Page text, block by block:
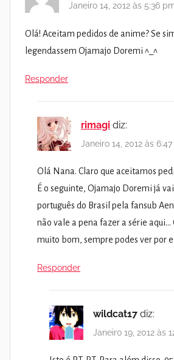
Janeiro 14, 2012 às 5:36
Olá! Aceitam pedidos de anime? Se
legendassem Ojamajo Doremi ^_^
Responder
rimagi diz:
Janeiro 14, 2012 às
Olá Nana. Claro que aceitamos
É o seguinte, Ojamajo Doremi já
português do Brasil pela fansub
não vale a pena fazer a série
muito bom, sempre podes ver por
Responder
wildcat17 diz:
Janeiro 19, 2012 às